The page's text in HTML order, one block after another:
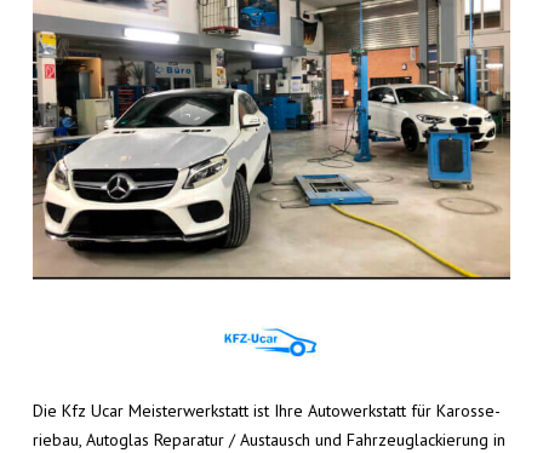
Die Kfz Ucar Meis­ter­werk­statt ist Ihre Auto­werk­statt für Karos­se­
rie­bau, Auto­glas Repa­ra­tur / Aus­tausch und Fahr­zeug­la­ckie­rung in